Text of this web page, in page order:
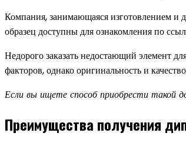
Компания, занимающаяся изготовлением и
образец доступны для ознакомления по
Недорого заказать недостающий элемент
факторов, однако оригинальность и
Если вы ищете способ приобрести такой
Преимущества получения